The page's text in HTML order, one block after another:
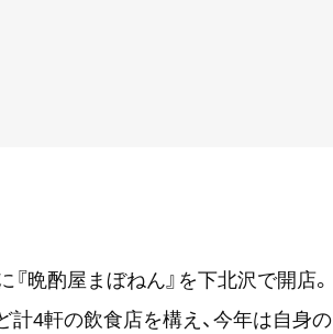
晩酌屋まぼねん』を下北沢で開店。
計4軒の飲食店を構え、今年は自身の